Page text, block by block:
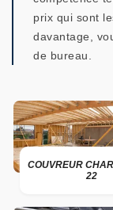
prix qui sont
davantage,
de bureau.
COUVREUR
22